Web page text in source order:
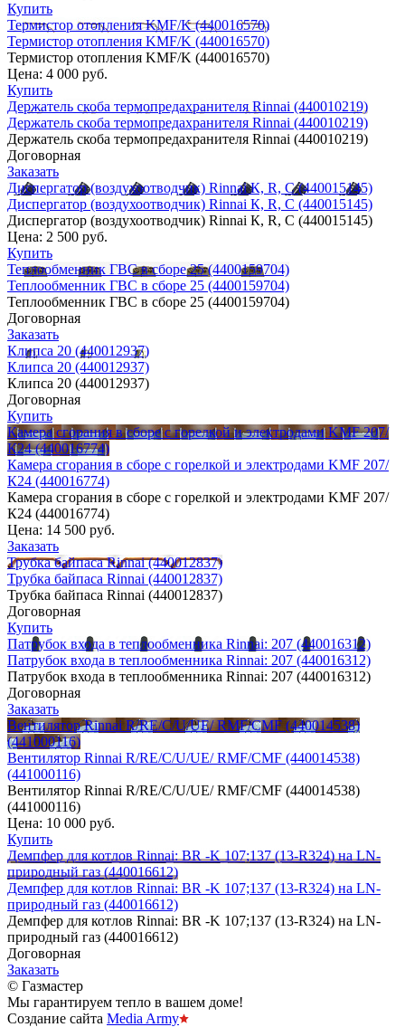
Купить
Термистор отопления KMF/K (440016570)
Термистор отопления KMF/K (440016570)
Термистор отопления KMF/K (440016570)
Цена: 4 000 руб.
Купить
Держатель скоба термопредахранителя Rinnai (440010219)
Держатель скоба термопредахранителя Rinnai (440010219)
Держатель скоба термопредахранителя Rinnai (440010219)
Договорная
Заказать
Диспергатор (воздухоотводчик) Rinnai К, R, C (440015145)
Диспергатор (воздухоотводчик) Rinnai К, R, C (440015145)
Диспергатор (воздухоотводчик) Rinnai К, R, C (440015145)
Цена: 2 500 руб.
Купить
Теплообменник ГВС в сборе 25 (4400159704)
Теплообменник ГВС в сборе 25 (4400159704)
Теплообменник ГВС в сборе 25 (4400159704)
Договорная
Заказать
Клипса 20 (440012937)
Клипса 20 (440012937)
Клипса 20 (440012937)
Договорная
Купить
Камера сгорания в сборе с горелкой и электродами KMF 207/
К24 (440016774)
Камера сгорания в сборе с горелкой и электродами KMF 207/
К24 (440016774)
Камера сгорания в сборе с горелкой и электродами KMF 207/
К24 (440016774)
Цена: 14 500 руб.
Заказать
Трубка байпаса Rinnai (440012837)
Трубка байпаса Rinnai (440012837)
Трубка байпаса Rinnai (440012837)
Договорная
Купить
Патрубок входа в теплообменника Rinnai: 207 (440016312)
Патрубок входа в теплообменника Rinnai: 207 (440016312)
Патрубок входа в теплообменника Rinnai: 207 (440016312)
Договорная
Заказать
Вентилятор Rinnai R/RE/C/U/UE/ RMF/CMF (440014538)
(441000116)
Вентилятор Rinnai R/RE/C/U/UE/ RMF/CMF (440014538)
(441000116)
Вентилятор Rinnai R/RE/C/U/UE/ RMF/CMF (440014538)
(441000116)
Цена: 10 000 руб.
Купить
Демпфер для котлов Rinnai: BR -K 107;137 (13-R324) на LN-
природный газ (440016612)
Демпфер для котлов Rinnai: BR -K 107;137 (13-R324) на LN-
природный газ (440016612)
Демпфер для котлов Rinnai: BR -K 107;137 (13-R324) на LN-
природный газ (440016612)
Договорная
Заказать
© Газмастер
Мы гарантируем тепло в вашем доме!
Создание сайта Media Army